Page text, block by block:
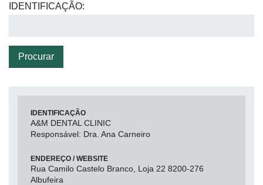
IDENTIFICAÇÃO:
Procurar
IDENTIFICAÇÃO
A&M DENTAL CLINIC
Responsável: Dra. Ana Carneiro
ENDEREÇO / WEBSITE
Rua Camilo Castelo Branco, Loja 22 8200-276
Albufeira